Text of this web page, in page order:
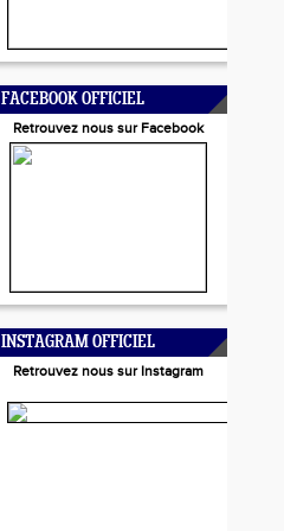
FACEBOOK OFFICIEL
Retrouvez nous sur Facebook
INSTAGRAM OFFICIEL
Retrouvez nous sur Instagram